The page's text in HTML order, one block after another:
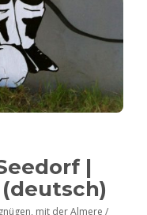
|
mit der Almere /